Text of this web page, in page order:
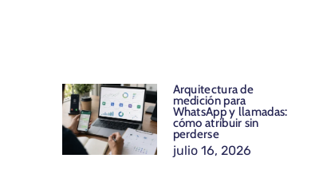
Arquitectura de
medición para
WhatsApp y llamadas:
cómo atribuir sin
perderse
julio 16, 2026